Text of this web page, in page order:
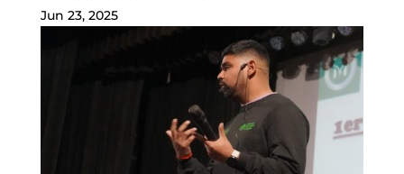
Jun 23, 2025